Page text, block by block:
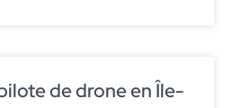
de drone en Île-